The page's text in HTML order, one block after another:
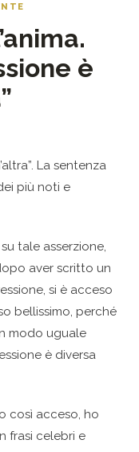
è
La sentenza
più noti e
tale asserzione,
aver scritto un
si è acceso
bellissimo, perché
modo uguale
è diversa
così acceso, ho
frasi celebri e